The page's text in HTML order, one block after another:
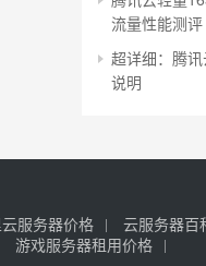
流量性能测评
超详细：腾
说明
服务器价格 云服务器百
游戏服务器租用价格